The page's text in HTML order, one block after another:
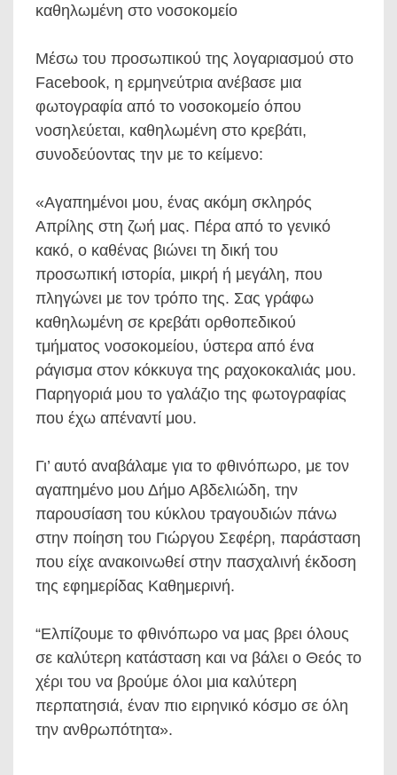
καθηλωμένη στο νοσοκομείο
Μέσω του προσωπικού της λογαριασμού στο
Facebook, η ερμηνεύτρια ανέβασε μια
φωτογραφία από το νοσοκομείο όπου
νοσηλεύεται, καθηλωμένη στο κρεβάτι,
συνοδεύοντας την με το κείμενο:
«Αγαπημένοι μου, ένας ακόμη σκληρός
Απρίλης στη ζωή μας. Πέρα από το γενικό
κακό, ο καθένας βιώνει τη δική του
προσωπική ιστορία, μικρή ή μεγάλη, που
πληγώνει με τον τρόπο της. Σας γράφω
καθηλωμένη σε κρεβάτι ορθοπεδικού
τμήματος νοσοκομείου, ύστερα από ένα
ράγισμα στον κόκκυγα της ραχοκοκαλιάς μου.
Παρηγοριά μου το γαλάζιο της φωτογραφίας
που έχω απέναντί μου.
Γι’ αυτό αναβάλαμε για το φθινόπωρο, με τον
αγαπημένο μου Δήμο Αβδελιώδη, την
παρουσίαση του κύκλου τραγουδιών πάνω
στην ποίηση του Γιώργου Σεφέρη, παράσταση
που είχε ανακοινωθεί στην πασχαλινή έκδοση
της εφημερίδας Καθημερινή.
“Ελπίζουμε το φθινόπωρο να μας βρει όλους
σε καλύτερη κατάσταση και να βάλει ο Θεός το
χέρι του να βρούμε όλοι μια καλύτερη
περπατησιά, έναν πιο ειρηνικό κόσμο σε όλη
την ανθρωπότητα».